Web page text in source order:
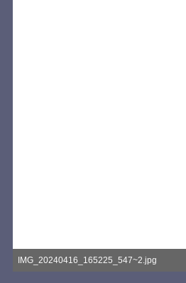
IMG_20240416_165225_547~2.jpg